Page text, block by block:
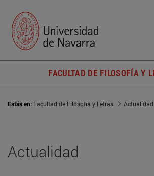
FACULTAD DE FILOSOFÍA Y
Estás en: Facultad de Filosofía y Letras Actualidad
Actualidad